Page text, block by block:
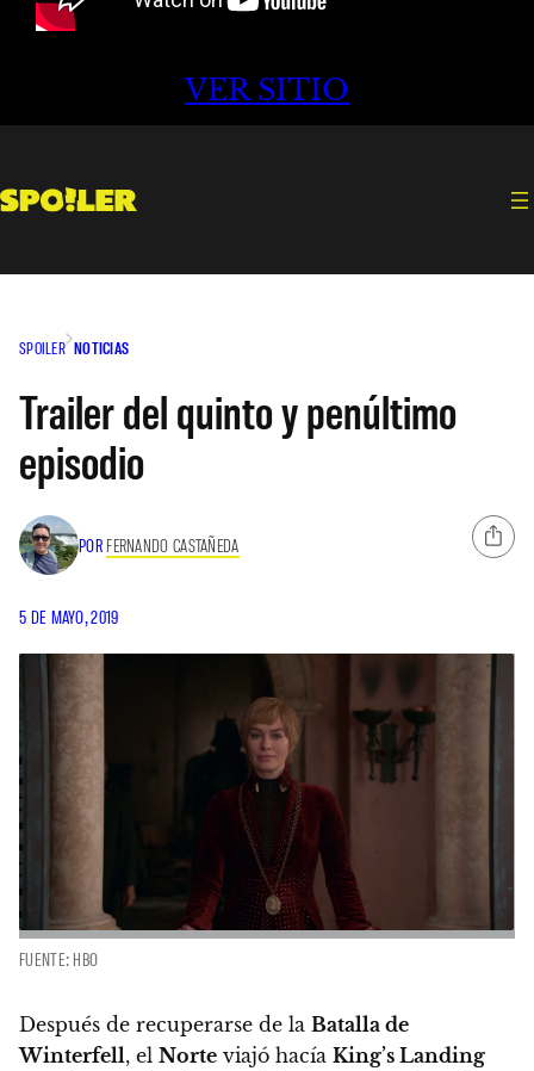
VER SITIO
SPOILER NOTICIAS
Trailer del quinto y penúltimo
episodio
POR FERNANDO CASTAÑEDA
5 DE MAYO, 2019
FUENTE: HBO
Después de recuperarse de la Batalla de
Winterfell, el Norte viajó hacía King’s Landing